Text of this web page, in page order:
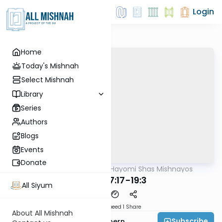
Home
Today's Mishnah
Select Mishnah
Library
Series
Authors
Blogs
Events
Donate
All Siyum
About All Mishnah
Login
Daf Hayomi Shas Mishnayos
Keilim 17:17-19:3
Speed 1 Share